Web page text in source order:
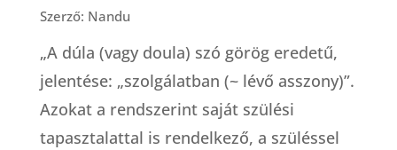
Szerző: Nandu
„A dúla (vagy doula) szó görög eredetű,
jelentése: „szolgálatban (~ lévő asszony)”.
Azokat a rendszerint saját szülési
tapasztalattal is rendelkező, a szüléssel